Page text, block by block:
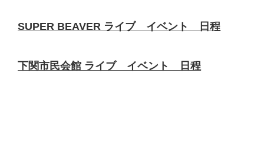
SUPER BEAVER ライブ イベント 日程
下関市民会館 ライブ イベント 日程